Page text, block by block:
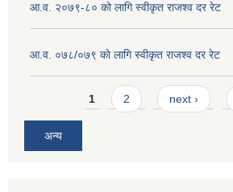
आ.व. २०७९-८० को लागि स्वीकृत राजश्व दर रेट
आ.व. ०७८/०७९ काे लागि स्वीकृत राजश्व दर रेट
Pages1 2 next ›
अन्य